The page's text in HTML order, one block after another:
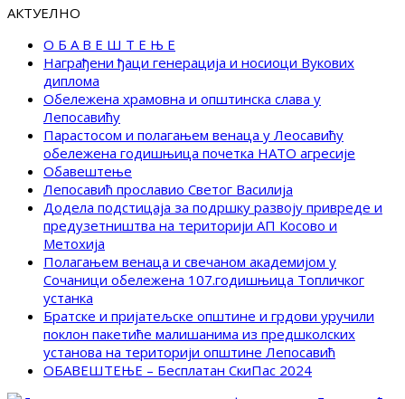
АКТУЕЛНО
О Б А В Е Ш Т Е Њ Е
Награђени ђаци генерација и носиоци Вукових
диплома
Обележена храмовна и општинска слава у
Лепосавићу
Парастосом и полагањем венаца у Леосавићу
обележена годишњица почетка НАТО агресије
Обавештење
Лепосавић прославио Светог Василија
Додела подстицаја за подршку развоју привреде и
предузетништва на територији АП Косово и
Метохија
Полагањем венаца и свечаном академијом у
Сочаници обележена 107.годишњица Топличког
устанка
Братске и пријатељске општине и грдови уручили
поклон пакетиће малишанима из предшколских
установа на територији општине Лепосавић
ОБАВЕШТЕЊЕ – Бесплатан СкиПас 2024